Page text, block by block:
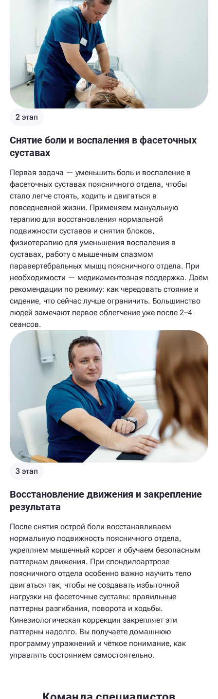
2 этап
Снятие боли и воспаления в фасеточных
суставах
Первая задача — уменьшить боль и воспаление в
фасеточных суставах поясничного отдела, чтобы
стало легче стоять, ходить и двигаться в
повседневной жизни. Применяем мануальную
терапию для восстановления нормальной
подвижности суставов и снятия блоков,
физиотерапию для уменьшения воспаления в
суставах, работу с мышечным спазмом
паравертебральных мышц поясничного отдела. При
необходимости — медикаментозная поддержка. Даём
рекомендации по режиму: как чередовать стояние и
сидение, что сейчас лучше ограничить. Большинство
людей замечают первое облегчение уже после 2–4
сеансов.
3 этап
Восстановление движения и закрепление
результата
После снятия острой боли восстанавливаем
нормальную подвижность поясничного отдела,
укрепляем мышечный корсет и обучаем безопасным
паттернам движения. При спондилоартрозе
поясничного отдела особенно важно научить тело
двигаться так, чтобы не создавать избыточной
нагрузки на фасеточные суставы: правильные
паттерны разгибания, поворота и ходьбы.
Кинезиологическая коррекция закрепляет эти
паттерны надолго. Вы получаете домашнюю
программу упражнений и чёткое понимание, как
управлять состоянием самостоятельно.